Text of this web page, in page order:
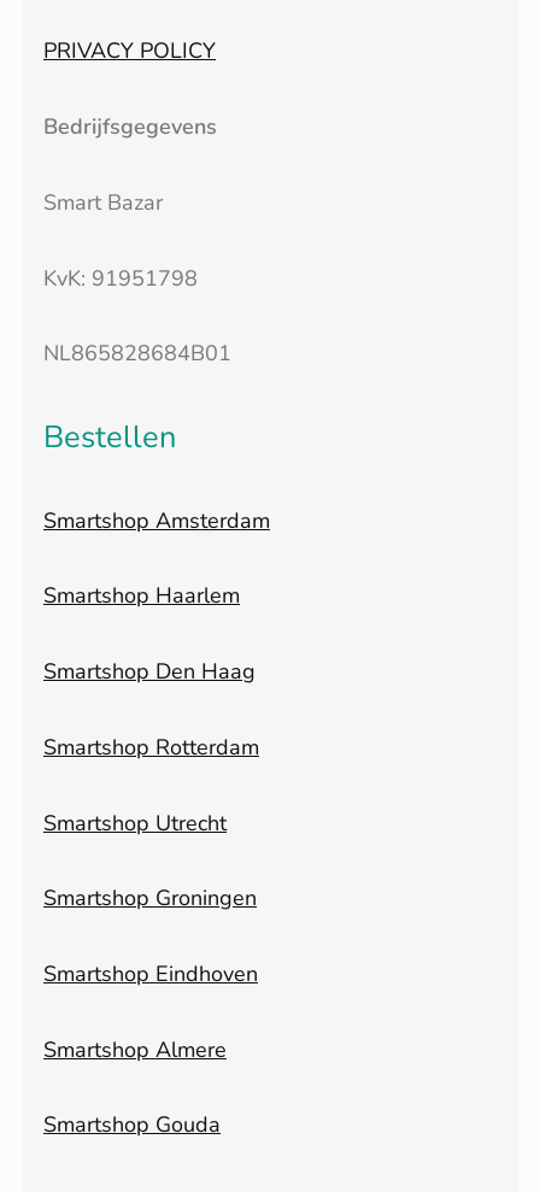
PRIVACY POLICY
Bedrijfsgegevens
Smart Bazar
KvK: 91951798
NL865828684B01
Bestellen
Smartshop Amsterdam
Smartshop Haarlem
Smartshop Den Haag
Smartshop Rotterdam
Smartshop Utrecht
Smartshop Groningen
Smartshop Eindhoven
Smartshop Almere
Smartshop Gouda